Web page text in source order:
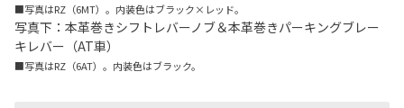
■写真はRZ（6MT）。内装色はブラック×レッド。
写真下：本革巻きシフトレバーノブ＆本革巻きパーキングブレー
キレバー（AT車）
■写真はRZ（6AT）。内装色はブラック。